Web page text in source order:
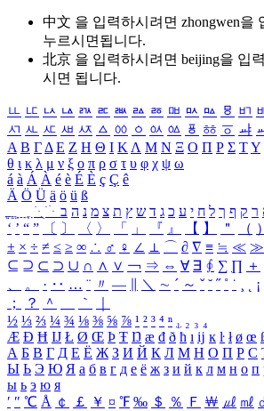
中文 을 입력하시려면 zhongwen을
누르시면됩니다.
北京 을 입력하시려면 beijing을 입
시면 됩니다.
ㅥ ㅦ ㅧ ㅨ ㅩ ㅪ ㅫ ㅬ ㅭ ㅮ ㅯ ㅰ ㅱ ㅲ
ㅺ ㅻ ㅼ ㅽ ㅾ ㅿ ㆀ ㆁ ㆂ ㆃ ㆄ ㆅ ㆆ ㆇ
Α Β ΓΔ Ε Ζ Η Θ Ι ΚΛ Μ Ν Ξ Ο Π Ρ Σ ΤΥ
θ ι κ λ μ ν ξ ο π ρ σ τ υ φ χ ψ ω
á à Á À é è É È ç Ç ê
Ä Ö Ü ä ö ü ß
ִֶֹ ֻּ ׁׂ ר ק ף ך ל ח י ע כ ג ד ש ץ ת צ מ נ ה ב
‘ ’ “ ” 〔 〕 〈 〉 「 」 『 』 【 】 ＂ （ ）
± × ÷ ≠ ≤ ≥ ∞ ∴ ♂ ♀ ∠ ⊥ ⌒ ∂ ∇ ≡ ≒ ≪ ≫
⊆ ⊇ ⊂ ⊃ ∪ ∩ ∧ ∨ ￢ ⇒ ⇔ ∀ ∃ ∮ ∑ ∏ ＋
、
。 · ‥ … ¨ 〃 ― ＼ ∼ ´ ～ ˇ ˘ ˝ ˚ ˙ ¸ ¡
；
？ ＾ ｀
½ ⅓ ⅔ ¼ ¾ ⅛ ⅜ ⅝ ⅞ ¹ ² ³ ⁴ ⁿ ₁ ₂ ₃ ₄
Æ Ð Ħ Ĳ Ł Ø Œ Þ Ŧ Ŋ æ đ ð ħ ı ĳ ĸ ŀ ł ø œ
А Б В Г Д Е Ё Ж З И Й К Л М Н О П Р С
Ы Ь Э Ю Я а б в г д е ё ж з и й к л м н о п
ы ь э ю я
′ ″ ℃ Å ￠ ￡ ￥ ¤ ℉ ‰ ＄ ％ Ｆ ￦ ㎕ ㎖